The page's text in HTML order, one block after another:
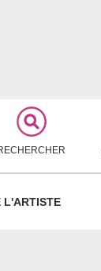
L'ARTISTE